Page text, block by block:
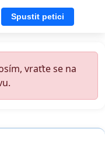
Spustit petici
vraťte se na